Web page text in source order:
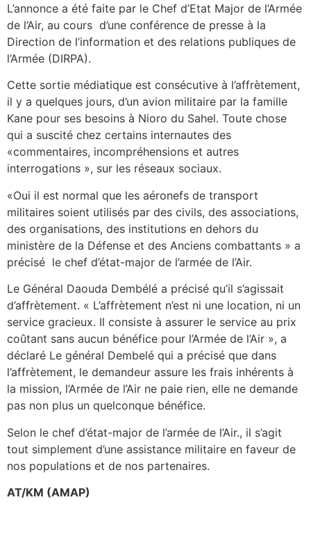
L’annonce a été faite par le Chef d’Etat Major de l’Armée
de l’Air, au cours d’une conférence de presse à la
Direction de l’information et des relations publiques de
l’Armée (DIRPA).
Cette sortie médiatique est consécutive à l’affrètement,
il y a quelques jours, d’un avion militaire par la famille
Kane pour ses besoins à Nioro du Sahel. Toute chose
qui a suscité chez certains internautes des
«commentaires, incompréhensions et autres
interrogations », sur les réseaux sociaux.
«Oui il est normal que les aéronefs de transport
militaires soient utilisés par des civils, des associations,
des organisations, des institutions en dehors du
ministère de la Défense et des Anciens combattants » a
précisé le chef d’état-major de l’armée de l’Air.
Le Général Daouda Dembélé a précisé qu’il s’agissait
d’affrètement. « L’affrètement n’est ni une location, ni un
service gracieux. Il consiste à assurer le service au prix
coûtant sans aucun bénéfice pour l’Armée de l’Air », a
déclaré Le général Dembelé qui a précisé que dans
l’affrètement, le demandeur assure les frais inhérents à
la mission, l’Armée de l’Air ne paie rien, elle ne demande
pas non plus un quelconque bénéfice.
Selon le chef d’état-major de l’armée de l’Air., il s’agit
tout simplement d’une assistance militaire en faveur de
nos populations et de nos partenaires.
AT/KM (AMAP)